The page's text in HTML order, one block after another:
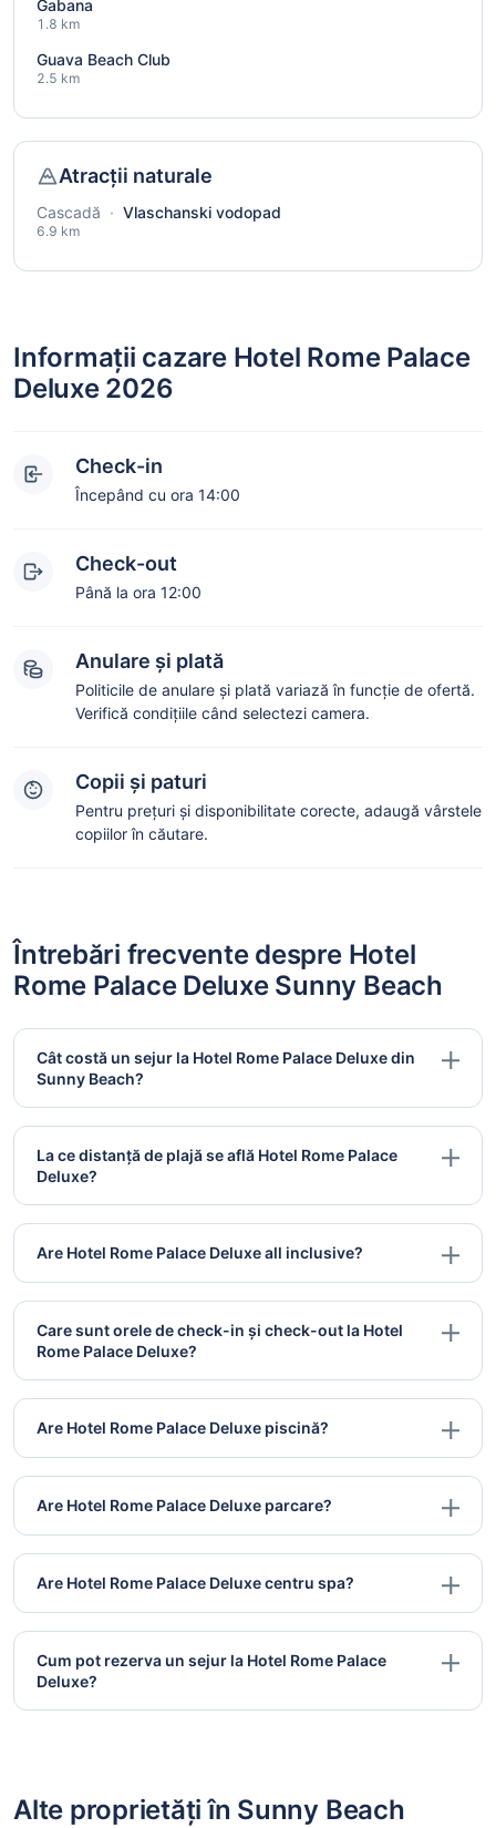
Gabana
1.8 km
Guava Beach Club
2.5 km
Atracții naturale
Cascadă · Vlaschanski vodopad
6.9 km
Informații cazare Hotel Rome Palace
Deluxe 2026
Check-in
Începând cu ora 14:00
Check-out
Până la ora 12:00
Anulare și plată
Politicile de anulare și plată variază în funcție de ofertă.
Verifică condițiile când selectezi camera.
Copii și paturi
Pentru prețuri și disponibilitate corecte, adaugă vârstele
copiilor în căutare.
Întrebări frecvente despre Hotel
Rome Palace Deluxe Sunny Beach
Cât costă un sejur la Hotel Rome Palace Deluxe din
Sunny Beach?
La ce distanță de plajă se află Hotel Rome Palace
Deluxe?
Are Hotel Rome Palace Deluxe all inclusive?
Care sunt orele de check-in și check-out la Hotel
Rome Palace Deluxe?
Are Hotel Rome Palace Deluxe piscină?
Are Hotel Rome Palace Deluxe parcare?
Are Hotel Rome Palace Deluxe centru spa?
Cum pot rezerva un sejur la Hotel Rome Palace
Deluxe?
Alte proprietăți în Sunny Beach